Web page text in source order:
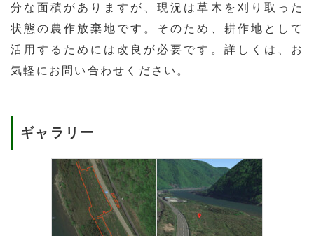
分な面積がありますが、現況は草木を刈り取った
状態の農作放棄地です。そのため、耕作地として
活用するためには改良が必要です。詳しくは、お
気軽にお問い合わせください。
ギャラリー